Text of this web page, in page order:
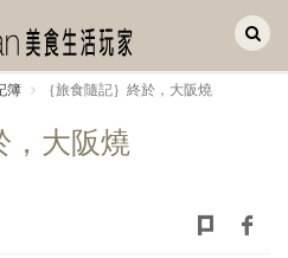
簿 ｛旅食隨記｝終於，大阪燒
，大阪燒